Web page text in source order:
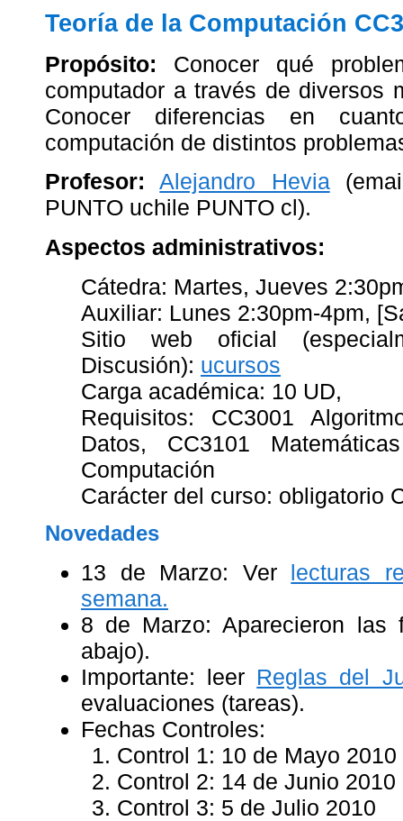
Teoría de la Computación
Propósito: Conocer qué
computador a través de diversos
Conocer diferencias en
computación de distintos
Profesor:
Alejandro Hevia
PUNTO uchile PUNTO cl).
Aspectos administrativos:
Cátedra: Martes, Jueves
Auxiliar: Lunes 2:30pm-4pm,
Sitio web oficial
Discusión): ucursos
Carga académica: 10 UD,
Requisitos: CC3001
Datos, CC3101
Computación
Carácter del curso: obligatorio
Novedades
13 de Marzo: Ver lecturas
semana.
8 de Marzo: Aparecieron las
abajo).
Importante: leer Reglas del
evaluaciones (tareas).
Fechas Controles:
Control 1: 10 de Mayo 2010
Control 2: 14 de Junio 2010
Control 3: 5 de Julio 2010